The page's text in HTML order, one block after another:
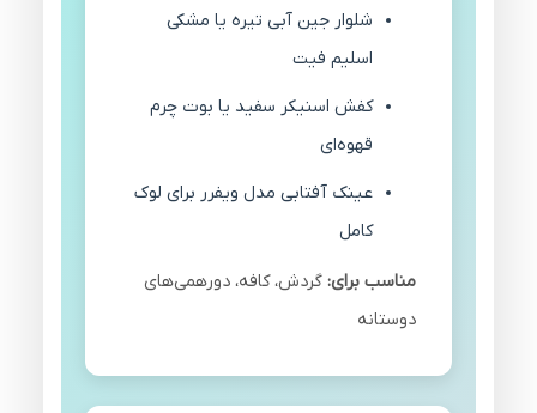
شلوار جین آبی تیره یا مشکی
اسلیم فیت
کفش اسنیکر سفید یا بوت چرم
قهوه‌ای
عینک آفتابی مدل ویفرر برای لوک
کامل
مناسب برای: گردش، کافه، دورهمی‌های
دوستانه